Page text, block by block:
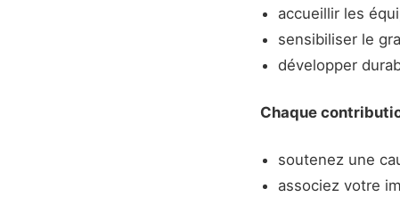
accueillir les
sensibiliser le
développer
Chaque
soutenez une
associez votre